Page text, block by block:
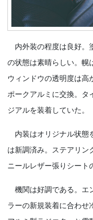
内外装の程度は良好。
の状態は素晴らしい。幌
ウィンドウの透明度は高
ポークアルミに交換。タ
ジアルを装着していた。
内装はオリジナル状態
は新調済み。ステアリン
ニールレザー張りシート
機関は好調である。エ
ラーの新規装着に合わせ